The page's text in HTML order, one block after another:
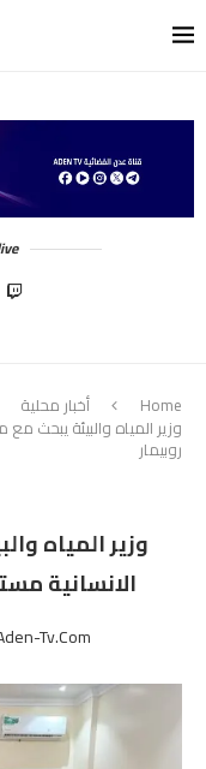
Home أخبار محلية
وزير المياه والبيئة يبحث
روبيمار
وزير المياه
الانسانية
Tv.com